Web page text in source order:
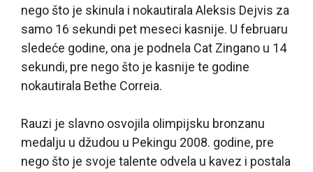
nego što je skinula i nokautirala Aleksis Dejvis za
samo 16 sekundi pet meseci kasnije. U februaru
sledeće godine, ona je podnela Cat Zingano u 14
sekundi, pre nego što je kasnije te godine
nokautirala Bethe Correia.
Rauzi je slavno osvojila olimpijsku bronzanu
medalju u džudou u Pekingu 2008. godine, pre
nego što je svoje talente odvela u kavez i postala